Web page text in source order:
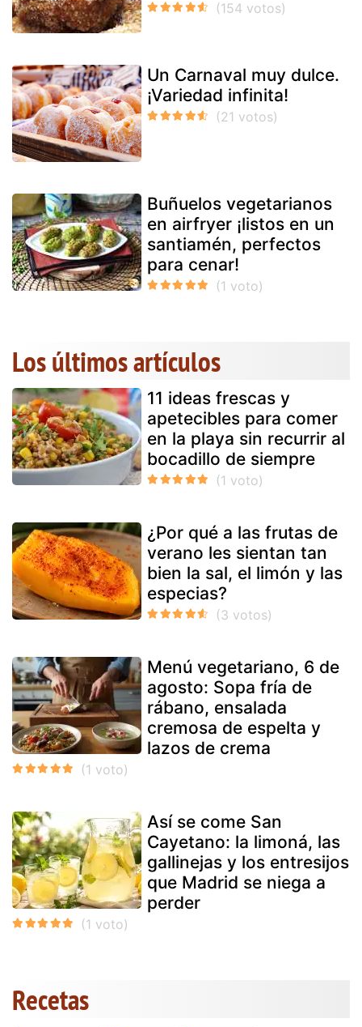
Un Carnaval muy dulce.
¡Variedad infinita!
Buñuelos vegetarianos
en airfryer ¡listos en un
santiamén, perfectos
para cenar!
Los últimos artículos
11 ideas frescas y
apetecibles para comer
en la playa sin recurrir al
bocadillo de siempre
¿Por qué a las frutas de
verano les sientan tan
bien la sal, el limón y las
especias?
Menú vegetariano, 6 de
agosto: Sopa fría de
rábano, ensalada
cremosa de espelta y
lazos de crema
Así se come San
Cayetano: la limoná, las
gallinejas y los entresijos
que Madrid se niega a
perder
Recetas